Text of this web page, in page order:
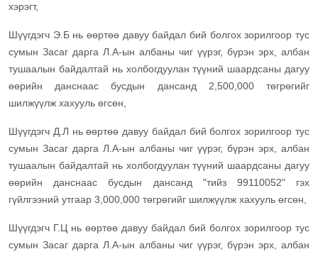
хэрэгт,
Шүүгдэгч Э.Б нь өөртөө давуу байдал бий болгох зорилгоор тус
сумын Засаг дарга Л.А-ын албаны чиг үүрэг, бүрэн эрх, албан
тушаалын байдалтай нь холбогдуулан түүний шаардсаны дагуу
өөрийн данснаас бусдын дансанд 2,500,000 төгрөгийг
шилжүүлж хахууль өгсөн,
Шүүгдэгч Д.Л нь өөртөө давуу байдал бий болгох зорилгоор тус
сумын Засаг дарга Л.А-ын албаны чиг үүрэг, бүрэн эрх, албан
тушаалын байдалтай нь холбогдуулан түүний шаардсаны дагуу
өөрийн данснаас бусдын дансанд "тийз 99110052" гэх
гүйлгээний утгаар 3,000,000 төгрөгийг шилжүүлж хахууль өгсөн,
Шүүгдэгч Г.Ц нь өөртөө давуу байдал бий болгох зорилгоор тус
сумын Засаг дарга Л.А-ын албаны чиг үүрэг, бүрэн эрх, албан